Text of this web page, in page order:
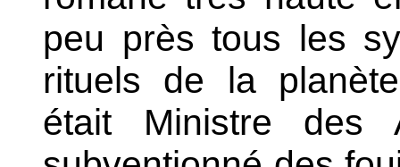
peu près tous les
rituels de la
était Ministre des